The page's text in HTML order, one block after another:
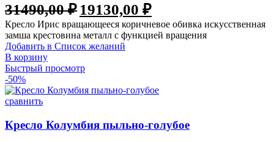
31490,00₽ 19130,00 ₽
Кресло Ирис вращающееся коричневое обивка искусственная
замша крестовина металл с функцией вращения
Добавить в Список желаний
В корзину
Быстрый просмотр
-50%
сравнить
Кресло Колумбия пыльно-голубое